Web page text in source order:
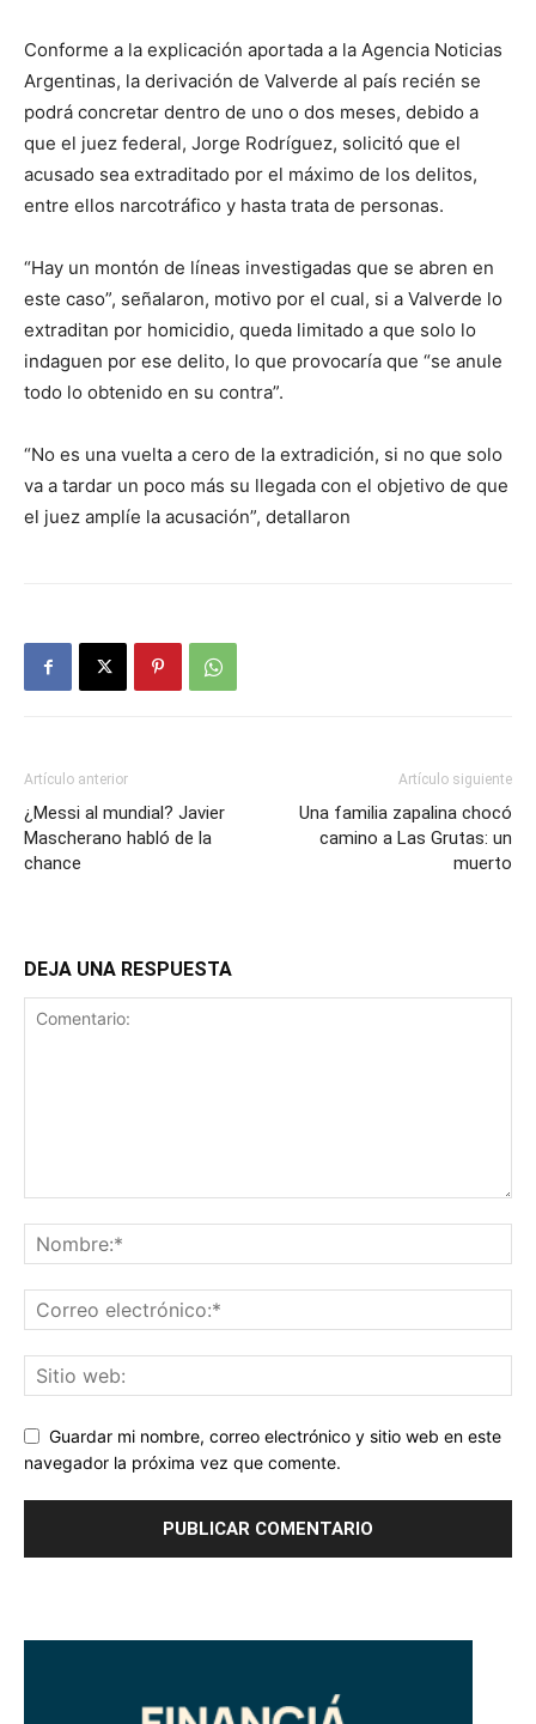
Conforme a la explicación aportada a la Agencia Noticias
Argentinas, la derivación de Valverde al país recién se
podrá concretar dentro de uno o dos meses, debido a
que el juez federal, Jorge Rodríguez, solicitó que el
acusado sea extraditado por el máximo de los delitos,
entre ellos narcotráfico y hasta trata de personas.
“Hay un montón de líneas investigadas que se abren en
este caso”, señalaron, motivo por el cual, si a Valverde lo
extraditan por homicidio, queda limitado a que solo lo
indaguen por ese delito, lo que provocaría que “se anule
todo lo obtenido en su contra”.
“No es una vuelta a cero de la extradición, si no que solo
va a tardar un poco más su llegada con el objetivo de que
el juez amplíe la acusación”, detallaron
Artículo anterior
¿Messi al mundial? Javier
Mascherano habló de la
chance
Artículo siguiente
Una familia zapalina chocó
camino a Las Grutas: un
muerto
DEJA UNA RESPUESTA
Guardar mi nombre, correo electrónico y sitio web en este
navegador la próxima vez que comente.